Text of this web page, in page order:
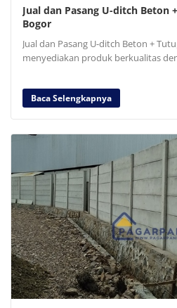
Jual dan Pasang U-ditch Beton
Bogor
Jual dan Pasang U-ditch Beton +
menyediakan produk berkualitas
Baca Selengkapnya